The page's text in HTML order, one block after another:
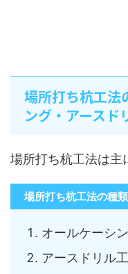
場所打ち杭工法
ング・アースド
場所打ち杭工法は主
場所打ち杭工法の種類
オールケーシ
アースドリル